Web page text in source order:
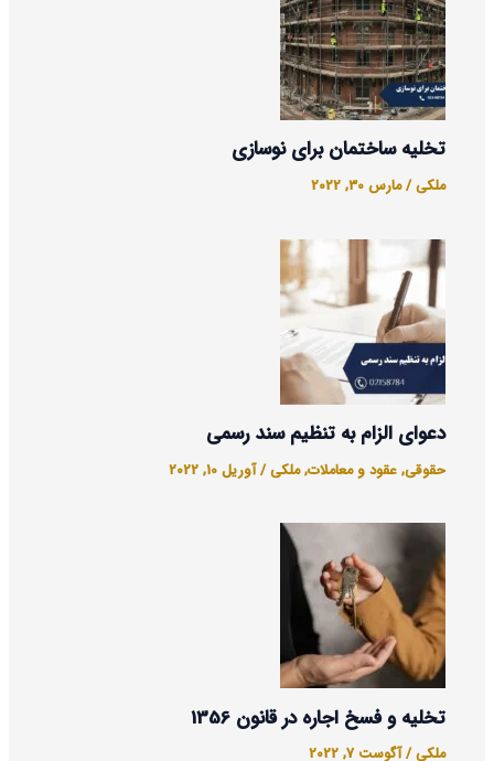
تخلیه ساختمان برای نوسازی
ملکی/مارس 30, 2022
دعوای الزام به تنظیم سند رسمی
حقوقی,عقود و معاملات,ملکی/آوریل 10, 2022
تخلیه و فسخ اجاره در قانون 1356
ملکی/آگوست 7, 2022